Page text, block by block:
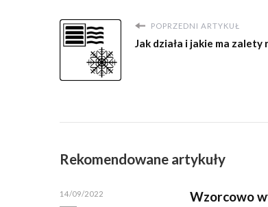
POPRZEDNI ARTYKUŁ
Jak działa i jakie ma zalety
Rekomendowane artykuły
14/09/2022
Wzorcowo